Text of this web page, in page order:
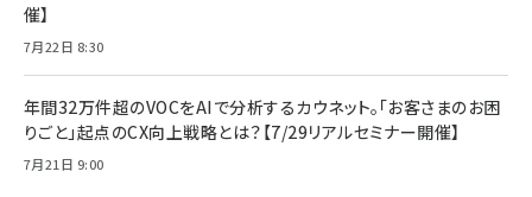
催】
7月22日 8:30
年間32万件超のVOCをAIで分析するカウネット。「お客さまのお困
りごと」起点のCX向上戦略とは？【7/29リアルセミナー開催】
7月21日 9:00